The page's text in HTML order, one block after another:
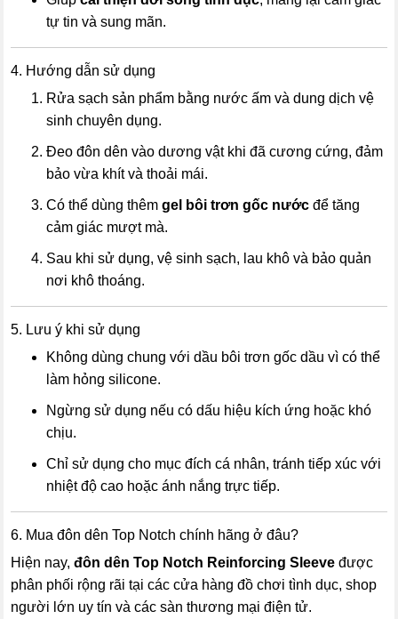
tự tin và sung mãn.
4. Hướng dẫn sử dụng
Rửa sạch sản phẩm bằng nước ấm và dung dịch vệ
sinh chuyên dụng.
Đeo đôn dên vào dương vật khi đã cương cứng, đảm
bảo vừa khít và thoải mái.
Có thể dùng thêmgel bôi trơn gốc nước để tăng
cảm giác mượt mà.
Sau khi sử dụng, vệ sinh sạch, lau khô và bảo quản
nơi khô thoáng.
5. Lưu ý khi sử dụng
Không dùng chung với dầu bôi trơn gốc dầu vì có thể
làm hỏng silicone.
Ngừng sử dụng nếu có dấu hiệu kích ứng hoặc khó
chịu.
Chỉ sử dụng cho mục đích cá nhân, tránh tiếp xúc với
nhiệt độ cao hoặc ánh nắng trực tiếp.
6. Mua đôn dên Top Notch chính hãng ở đâu?
Hiện nay,đôn dên Top Notch Reinforcing Sleeve được
phân phối rộng rãi tại các cửa hàng đồ chơi tình dục, shop
người lớn uy tín và các sàn thương mại điện tử.